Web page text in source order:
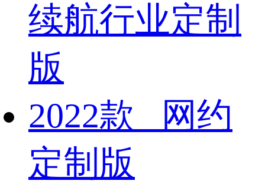
续航行业定制
版
2022款 网约
定制版